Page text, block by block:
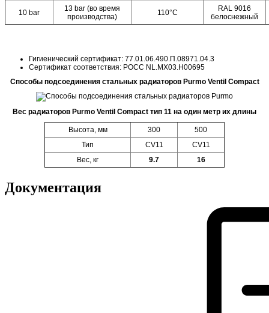
10 bar
13 bar (во время
производства)
110°C
RAL 9016
белоснежный
Гигиенический сертификат: 77.01.06.490.П.08971.04.3
Сертификат соответствия: POCC NL.MX03.H00695
Способы подсоединения стальных радиаторов Purmo Ventil Compact
Вес радиаторов Purmo Ventil Compact тип 11 на один метр их длины
Высота, мм 300
500
Тип
CV11
CV11
Вес, кг
9.7 16
Документация